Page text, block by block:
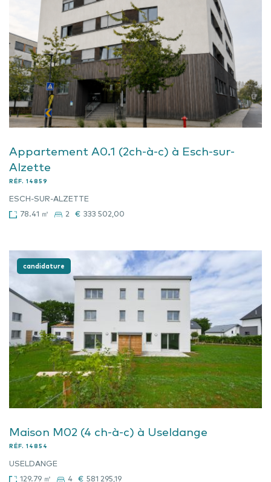
Appartement A0.1 (2ch-à-c) à Esch-sur-
Alzette
RÉF. 14859
ESCH-SUR-ALZETTE
78.41 ㎡
2 € 333 502,00
Maison M02 (4 ch-à-c) à Useldange
RÉF. 14854
USELDANGE
129.79 ㎡
4 € 581 295,19
candidature